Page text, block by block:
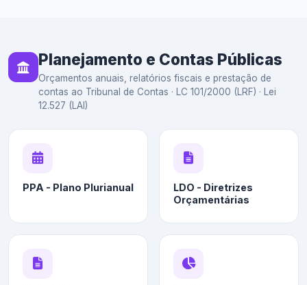
Planejamento e Contas Públicas
Orçamentos anuais, relatórios fiscais e prestação de
contas ao Tribunal de Contas · LC 101/2000 (LRF) · Lei
12.527 (LAI)
PPA - Plano Plurianual
LDO - Diretrizes
Orçamentárias